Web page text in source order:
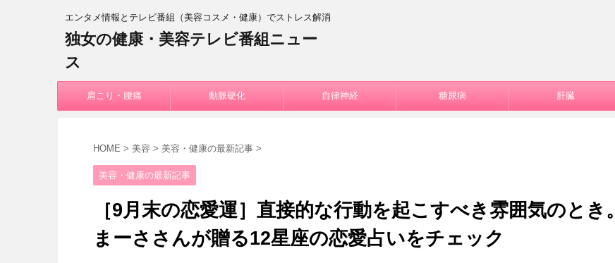
エンタメ情報とテレビ番組（美容コスメ・健康）でストレス解消
独女の健康・美容テレビ番組ニュー
ス
肩こり・腰痛 動脈硬化 自律神経 糖尿病 肝臓
HOME > 美容 > 美容・健康の最新記事 >
美容・健康の最新記事
［9月末の恋愛運］直接的な行動を起こすべき雰囲気のとき。
まーささんが贈る12星座の恋愛占いをチェック